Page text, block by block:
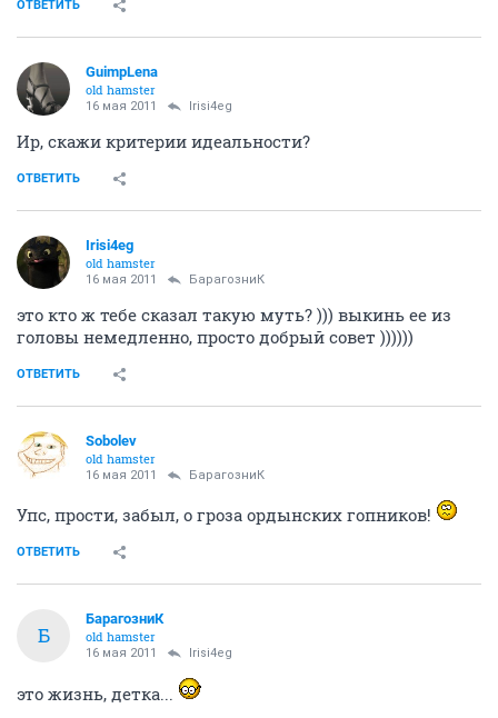
ОТВЕТИТЬ
GuimpLеna
old hamster
16 мая 2011 Irisi4eg
Ир, скажи критерии идеальности?
ОТВЕТИТЬ
Irisi4eg
old hamster
16 мая 2011 БарагозниК
это кто ж тебе сказал такую муть? ))) выкинь ее из
головы немедленно, просто добрый совет ))))))
ОТВЕТИТЬ
Sobolev
old hamster
16 мая 2011 БарагозниК
Упс, прости, забыл, о гроза ордынских гопников!
ОТВЕТИТЬ
Б
БарагозниК
old hamster
16 мая 2011 Irisi4eg
это жизнь, детка...